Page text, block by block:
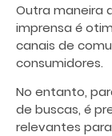
Outra maneira
imprensa é
canais de
consumidores.
No entanto,
de buscas, é
relevantes